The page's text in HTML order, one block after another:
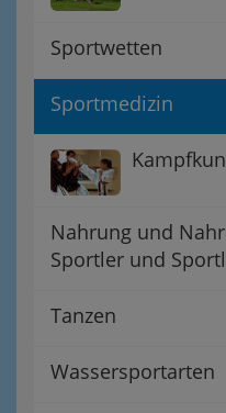
Sportwetten
Sportmedizin
Nahrung und
Sportler und
Tanzen
Wassersportarten